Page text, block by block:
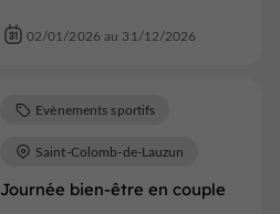
02/01/2026 au 31/12/2026
Journée bien-être en couple
Evènements sportifs
Saint-Colomb-de-Lauzun